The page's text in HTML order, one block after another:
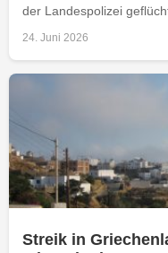
der Landespolizei
24. Juni 2026
Streik in